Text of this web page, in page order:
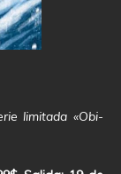
limitada «Obi-